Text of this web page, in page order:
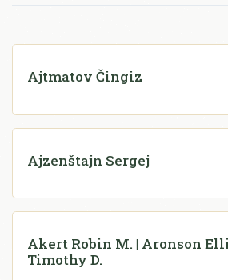
Ajtmatov Čingiz
Ajzenštajn Sergej
Akert Robin M. | Aronson
Timothy D.